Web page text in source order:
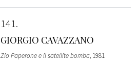
141
GIORGIO CAVAZZANO
Zio Paperone e il satellite bomba, 1981